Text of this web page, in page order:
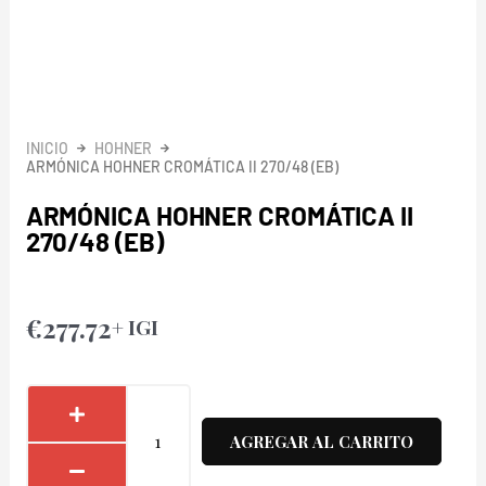
INICIO
HOHNER
ARMÓNICA HOHNER CROMÁTICA II 270/48 (EB)
ARMÓNICA HOHNER CROMÁTICA II
270/48 (EB)
€277.72+ IGI
Cromática
AGREGAR AL CARRITO